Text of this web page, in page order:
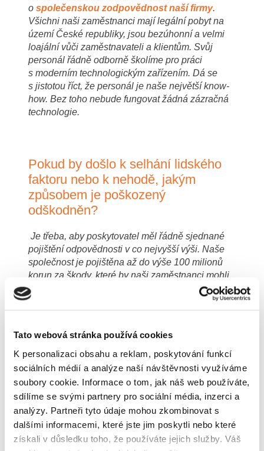
Tato webová stránka používá cookies
K personalizaci obsahu a reklam, poskytování funkcí
sociálních médií a analýze naší návštěvnosti využíváme
soubory cookie. Informace o tom, jak náš web používáte,
sdílíme se svými partnery pro sociální média, inzerci a
analýzy. Partneři tyto údaje mohou zkombinovat s
dalšími informacemi, které jste jim poskytli nebo které
získali v důsledku toho, že používáte jejich služby. Váš
o společenskou zodpovědnost naší firmy.
Všichni naši zaměstnanci mají legální pobyt na
území České republiky, jsou bezúhonní a velmi
loajální vůči zaměstnavateli a klientům. Svůj
personál řádně odborně školíme pro práci
s moderním technologickým zařízením. Dá se
s jistotou říct, že personál je naše největší know-
how. Bez toho nebude fungovat žádná zázračná
technologie.
Pokud by došlo k selhání lidského
faktoru nebo k nehodě, jakým
způsobem je poškozený
odškodněn?
Je třeba, aby poskytovatel měl řádně sjednané
pojištění odpovědnosti v co nejvyšší výši. Naše
společnost je pojištěna až do výše 100 milionů
korun za škody, které by naši zaměstnanci mohli
způsobit svou nedbalostí. Nicméně toto riziko je
velmi nízké vzhledem k tomu, že každý
v oblasti BOZP (Bezpečnost a ochrana zdraví při
práci).